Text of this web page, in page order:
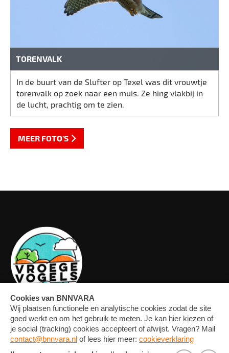
TORENVALK
In de buurt van de Slufter op Texel was dit vrouwtje
torenvalk op zoek naar een muis. Ze hing vlakbij in
de lucht, prachtig om te zien.
MEER FOTO'S
OVERZICHT FORUM